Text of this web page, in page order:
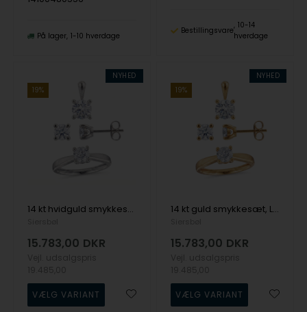
På lager 1-10 hverdage
Bestillingsvare
10-14
hverdage
NYHED
19%
14 kt hvidguld smykkesæt, Luxury Solitaire serien fra Siersbøl med ialt 1,50 ct Labgrown diamant
15.783,00 DKR
NYHED
19%
14 kt guld smykkesæt, Luxury Solitaire serien fra Siersbøl med ialt 1,50 ct Labgrown diamant
15.783,00 DKR